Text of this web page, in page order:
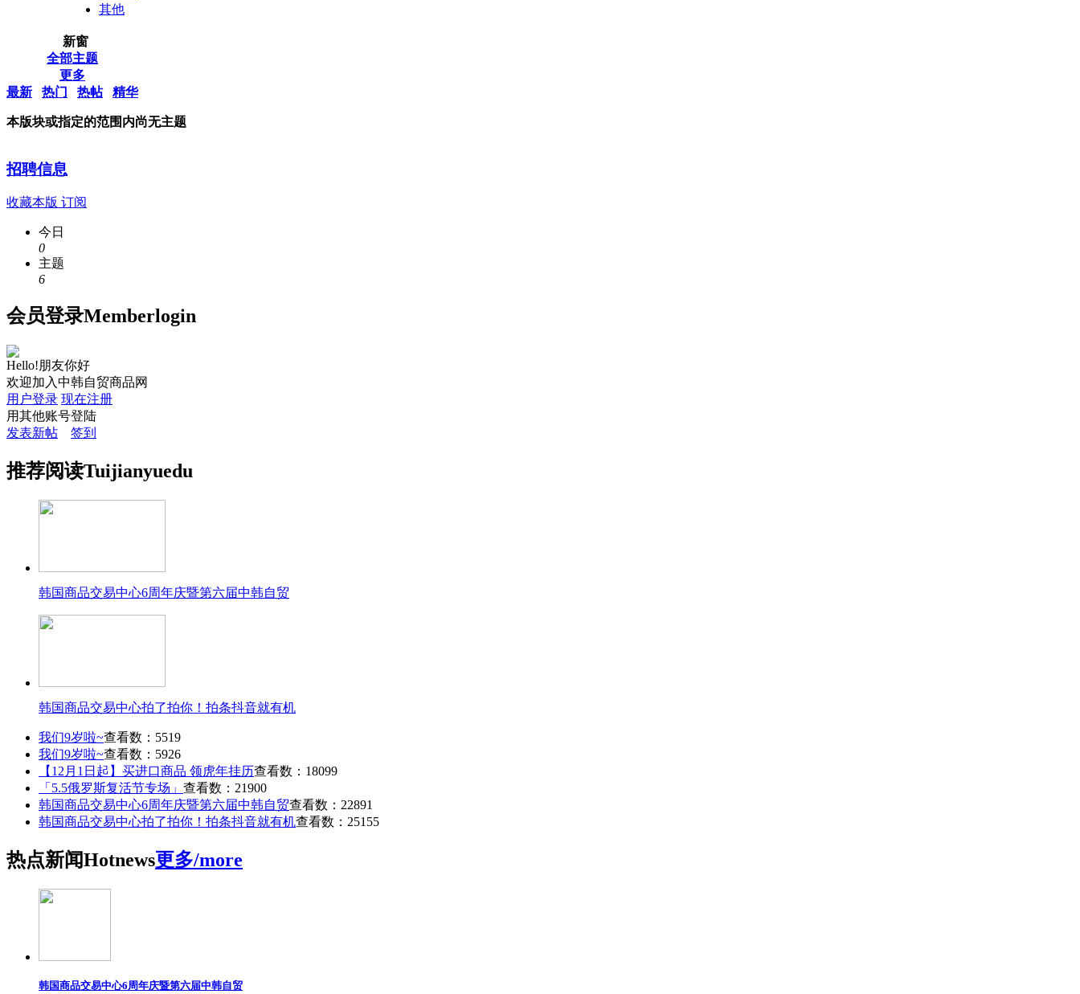
其他
新窗
全部主题
更多
最新
热门 热帖 精华
本版块或指定的范围内尚无主题
招聘信息
收藏本版 订阅
今日
0
主题
6
会员登录Memberlogin
Hello!朋友你好
欢迎加入中韩自贸商品网
用户登录 现在注册
用其他账号登陆
发表新帖
签到
推荐阅读Tuijianyuedu
韩国商品交易中心6周年庆暨第六届中韩自贸
韩国商品交易中心拍了拍你！拍条抖音就有机
我们9岁啦~查看数：5519
我们9岁啦~查看数：5926
【12月1日起】买进口商品 领虎年挂历查看数：18099
「5.5俄罗斯复活节专场」 查看数：21900
韩国商品交易中心6周年庆暨第六届中韩自贸查看数：22891
韩国商品交易中心拍了拍你！拍条抖音就有机查看数：25155
热点新闻Hotnews更多/more
韩国商品交易中心6周年庆暨第六届中韩自贸